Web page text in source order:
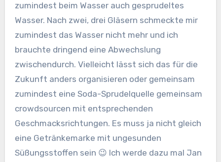
zumindest beim Wasser auch gesprudeltes
Wasser. Nach zwei, drei Gläsern schmeckte mir
zumindest das Wasser nicht mehr und ich
brauchte dringend eine Abwechslung
zwischendurch. Vielleicht lässt sich das für die
Zukunft anders organisieren oder gemeinsam
zumindest eine Soda-Sprudelquelle gemeinsam
crowdsourcen mit entsprechenden
Geschmacksrichtungen. Es muss ja nicht gleich
eine Getränkemarke mit ungesunden
Süßungsstoffen sein 😉 Ich werde dazu mal Jan